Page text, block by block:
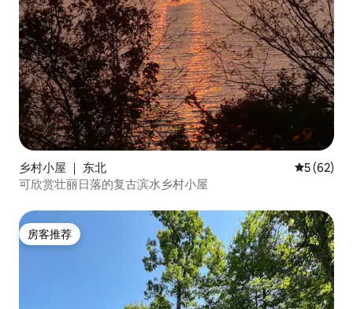
乡村小屋 ｜ 东北 平均评分
5 (62)
可欣赏壮丽日落的复古滨水乡村小屋
房客推荐
房客推荐